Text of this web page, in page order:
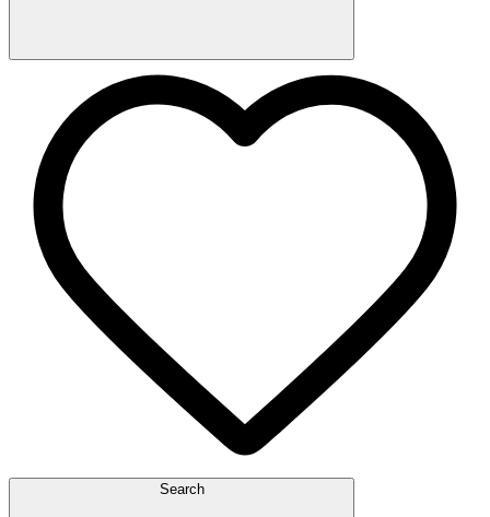
Search